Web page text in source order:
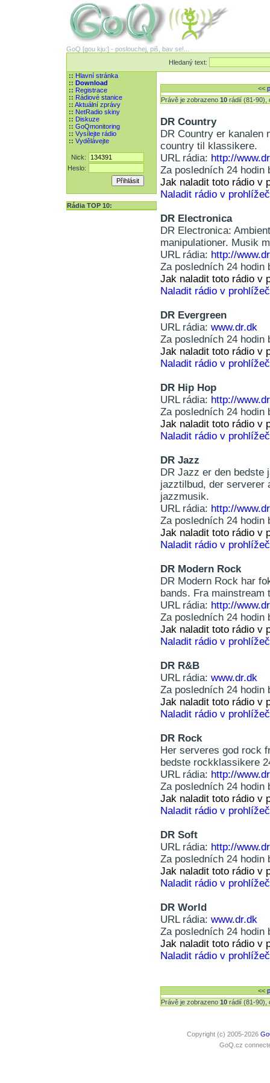
GoQ [gou kju:] - poslouchej, piš, bav se!...
Hledaný text:
:: Hlavní stránka
:: Download
:: Registrace
:: Rádiové stanice
:: Aktuální zprávy
:: NetRadio skiny
:: Diskuze
:: GoQmonitoring
:: Vysílejte rádio
:: Vydělávejte
Nick:
Heslo:
Rádia TOP 10:
<<
Právě je zobrazeno 10 rádií (81-90),
DR Country
DR Country er kanalen
country til klassikere.
URL rádia: http://
Za posledních 24 hodin
Jak naladit toto rádio v
Naladit rádio v
DR Electronica
DR Electronica:
manipulationer. Musik
URL rádia: http://
Za posledních 24 hodin
Jak naladit toto rádio v
Naladit rádio v
DR Evergreen
URL rádia: www.dr.dk
Za posledních 24 hodin
Jak naladit toto rádio v
Naladit rádio v
DR Hip Hop
URL rádia: http://
Za posledních 24 hodin
Jak naladit toto rádio v
Naladit rádio v
DR Jazz
DR Jazz er den bedste
jazztilbud, der serverer
jazzmusik.
URL rádia: http://
Za posledních 24 hodin
Jak naladit toto rádio v
Naladit rádio v
DR Modern Rock
DR Modern Rock har
bands. Fra mainstream
URL rádia: http://
Za posledních 24 hodin
Jak naladit toto rádio v
Naladit rádio v
DR R&B
URL rádia: www.dr.dk
Za posledních 24 hodin
Jak naladit toto rádio v
Naladit rádio v
DR Rock
Her serveres god rock
bedste rockklassikere
URL rádia: http://
Za posledních 24 hodin
Jak naladit toto rádio v
Naladit rádio v
DR Soft
URL rádia: http://
Za posledních 24 hodin
Jak naladit toto rádio v
Naladit rádio v
DR World
URL rádia: www.dr.dk
Za posledních 24 hodin
Jak naladit toto rádio v
Naladit rádio v
<<
Právě je zobrazeno 10 rádií (81-90),
Copyright (c) 2005-2026
GoQ.cz